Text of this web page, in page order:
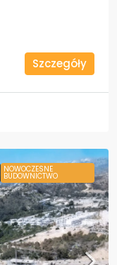
Szczegóły
NOWOCZESNE
BUDOWNICTWO